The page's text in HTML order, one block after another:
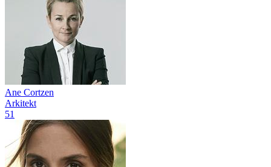
Ane Cortzen
Arkitekt
51